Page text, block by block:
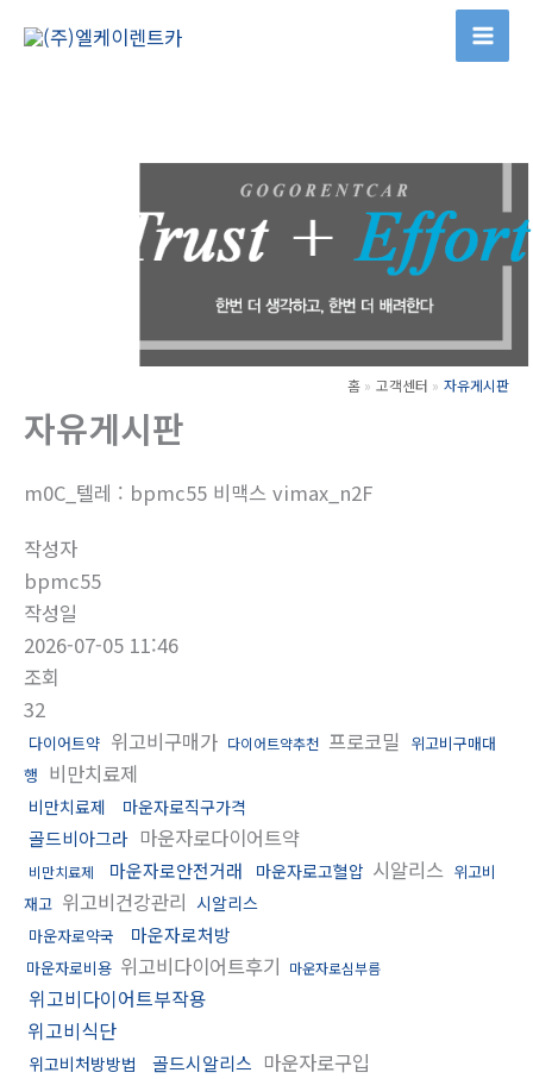
홈 고객센터 자유게시판
자유게시판
m0C_텔레 : bpmc55 비맥스 vimax_n2F
작성자
bpmc55
작성일
2026-07-05 11:46
조회
32
다이어트약 위고비구매가 다이어트약추천 프로코밀
위고비구매대
행 비만치료제
비만치료제 마운자로직구가격
골드비아그라 마운자로다이어트약
비만치료제 마운자로안전거래 마운자로고혈압 시알리스 위고비
재고 위고비건강관리 시알리스
마운자로약국 마운자로처방
마운자로비용 위고비다이어트후기 마운자로심부름
위고비다이어트부작용
위고비식단
위고비처방방법 골드시알리스 마운자로구입